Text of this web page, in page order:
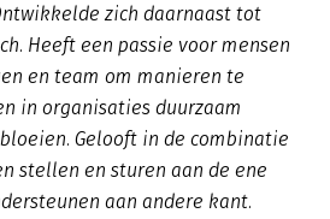
zich daarnaast tot
Heeft een passie voor mensen
en team om manieren te
in organisaties duurzaam
Gelooft in de combinatie
stellen en sturen aan de ene
aan andere kant.